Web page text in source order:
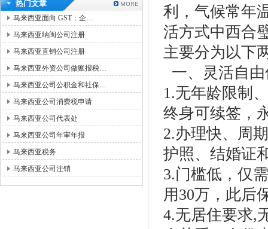
热门文章
马来西亚面向 GST：企…
马来西亚纳闽公司注册
马来西亚直销公司注册
马来西亚外资公司做账报税…
马来西亚公司公积金和社保…
马来西亚公司消费税申请
马来西亚公司代表处
马来西亚公司年审年报
马来西亚税务
马来西亚公司注销
利，气候常年
活方式中西合
主要分为以下
一、灵活自
1.无年龄限制
终身可续签，
2.办理快、周
护照、结婚证
3.门槛低，仅
用30万，此后
4.无居住要求,